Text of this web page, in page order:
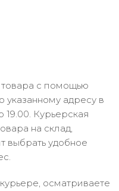
товара с помощью
указанному адресу в
19.00. Курьерская
на склад,
выбрать удобное
осматриваете